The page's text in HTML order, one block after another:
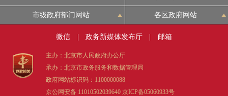
市级政府部门网站 各区政府网站
微信 政务新媒体发布厅 邮箱
主办：北京市人民政府办公厅
承办：北京市政务服务和数据管理局
政府网站标识码：1100000088
京公网安备 11010502039640 京ICP备05060933号